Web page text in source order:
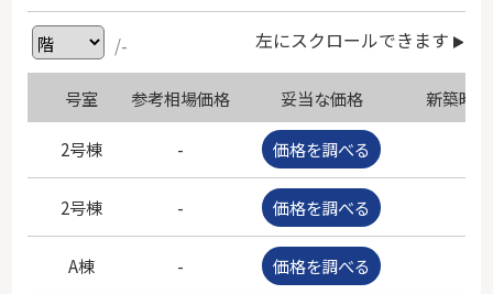
/- 左にスクロールできます
号室 参考相場価格 妥当な価格 新築時
2号棟 - 価格を調べる
2号棟 - 価格を調べる
A棟 - 価格を調べる